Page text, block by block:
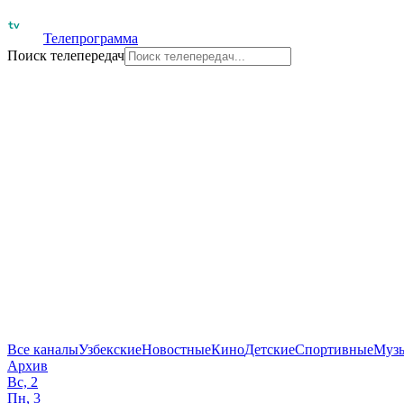
Телепрограмма
Поиск телепередач
Все каналыУзбекскиеНовостныеКиноДетскиеСпортивные
Архив
Вс, 2
Пн, 3